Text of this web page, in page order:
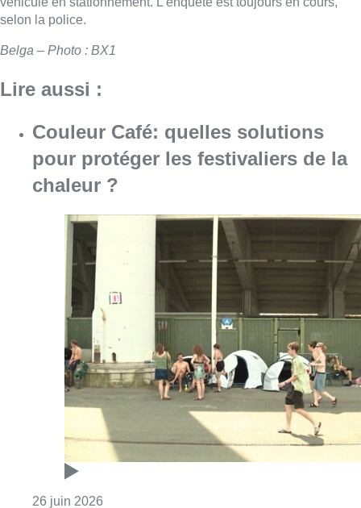
26 juin 2026 Consulter l'article "Couleur Café: quelles
Coupe de Belgique : les dégâts
sont “plus lourds que prévu” et
estimés à près de 70.000 euros